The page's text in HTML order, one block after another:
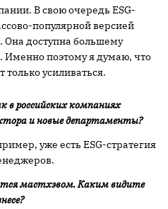
В свою очередь ESG-
популярной версией
доступна большему
Именно поэтому я думаю, что
только усиливаться.
в российских компаниях
и новые департаменты?
уже есть ESG-стратегия
мастхэвом. Каким видите